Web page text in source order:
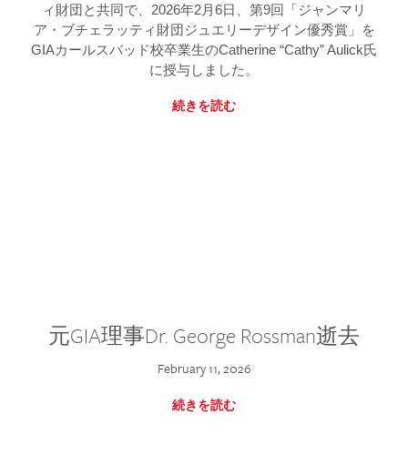
ィ財団と共同で、2026年2月6日、第9回「ジャンマリ
ア・ブチェラッティ財団ジュエリーデザイン優秀賞」を
GIAカールスバッド校卒業生のCatherine “Cathy” Aulick氏
に授与しました。
続きを読む
元GIA理事Dr. George Rossman逝去
February 11, 2026
続きを読む